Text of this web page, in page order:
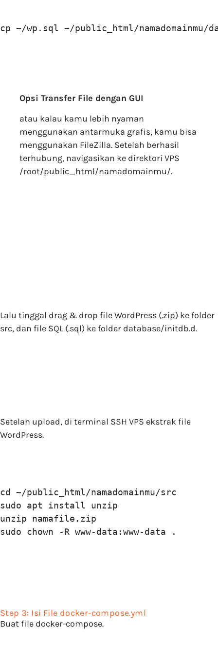
cp ~/wp.sql ~/public_html/
Opsi Transfer File dengan GUI
atau kalau kamu lebih nyaman
menggunakan antarmuka grafis, kamu bisa
menggunakan FileZilla. Setelah berhasil
terhubung, navigasikan ke direktori VPS
/root/public_html/namadomainmu/.
Lalu tinggal drag & drop file WordPress (.zip) ke folder
src, dan file SQL (.sql) ke folder database/initdb.d.
Setelah upload, di terminal SSH VPS ekstrak file
WordPress.
cd ~/public_html/namadomainmu/src
sudo apt install unzip
unzip namafile.zip
sudo chown -R www-data:www-data .
Step 3: Isi File docker-compose.yml
Buat file docker-compose.